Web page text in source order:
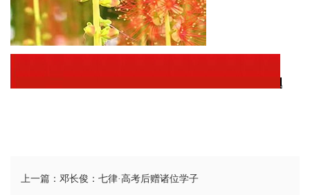
文
学
上一篇：邓长俊：七律·高考后赠诸位学子